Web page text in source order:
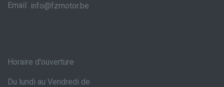
Email: info@fzmotor.be
Horaire d'ouverture
Du lundi au Vendredi de